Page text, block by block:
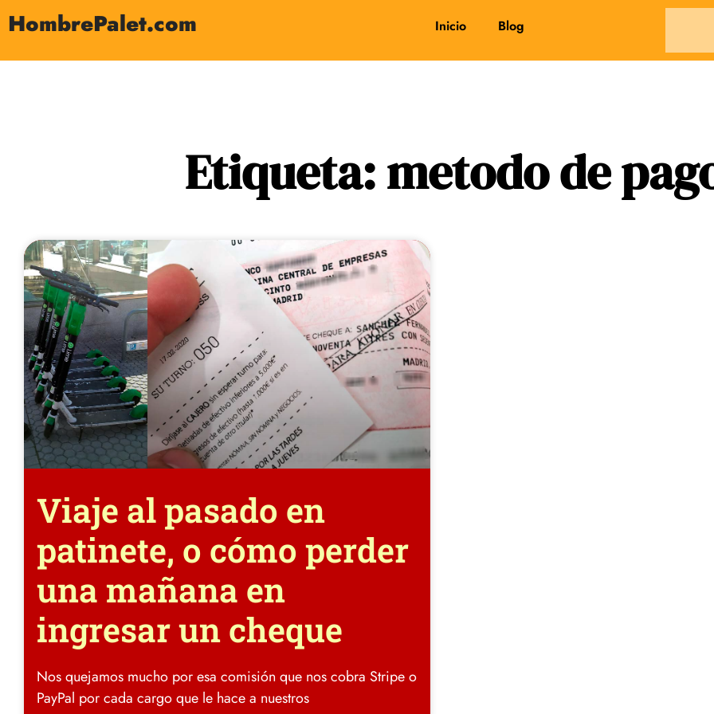
HombrePalet.com Inicio Blog
Etiqueta: metodo de
Viaje al pasado en
patinete, o cómo perder
una mañana en
ingresar un cheque
Nos quejamos mucho por esa comisión que nos cobra Stripe o
PayPal por cada cargo que le hace a nuestros